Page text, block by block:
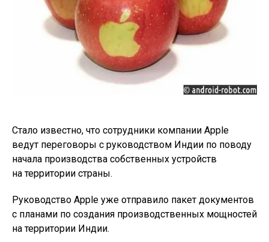
Стало известно, что сотрудники компании Apple
ведут переговоры с руководством Индии по поводу
начала производства собственных устройств
на территории страны.
Руководство Apple уже отправило пакет документов
с планами по создания производственных мощностей
на территории Индии.